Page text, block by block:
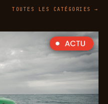
TOUTES LES CATÉGORIES →